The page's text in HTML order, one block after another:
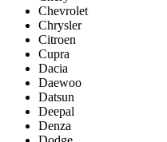
Chevrolet
Chrysler
Citroen
Cupra
Dacia
Daewoo
Datsun
Deepal
Denza